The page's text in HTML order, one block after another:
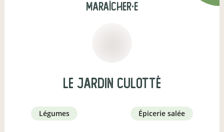
maraîcher·e
Le jardin Culotté
légumes épicerie salée